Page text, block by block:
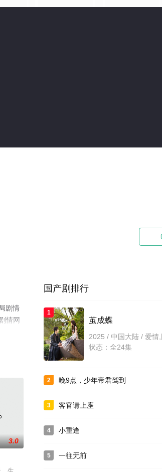
剧情
情网
故事一开始就要让杨玉环与彭勃产生浪漫的恋情
3.0
生活却给了她鸡飞狗跳的无奈。无论是身处以男性
国产剧排行
1
茧成蝶
2025 / 中国大陆 / 爱情
状态：全24集
2 晚9点，少年帝君驾到
3 客官请上座
4 小重逢
5 一往无前